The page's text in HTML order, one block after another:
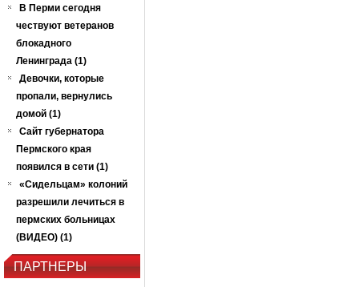
В Перми сегодня
чествуют ветеранов
блокадного
Ленинграда (1)
Девочки, которые
пропали, вернулись
домой (1)
Сайт губернатора
Пермского края
появился в сети (1)
«Сидельцам» колоний
разрешили лечиться в
пермских больницах
(ВИДЕО) (1)
ПАРТНЕРЫ